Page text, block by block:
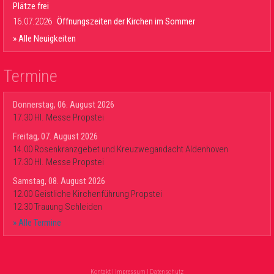
Plätze frei
16.07.2026 Öffnungszeiten der Kirchen im Sommer
» Alle Neuigkeiten
Termine
Donnerstag, 06. August 2026
17.30 Hl. Messe Propstei
Freitag, 07. August 2026
14.00 Rosenkranzgebet und Kreuzwegandacht Aldenhoven
17.30 Hl. Messe Propstei
Samstag, 08. August 2026
12.00 Geistliche Kirchenführung Propstei
12.30 Trauung Schleiden
» Alle Termine
Kontakt | Impressum | Datenschutz